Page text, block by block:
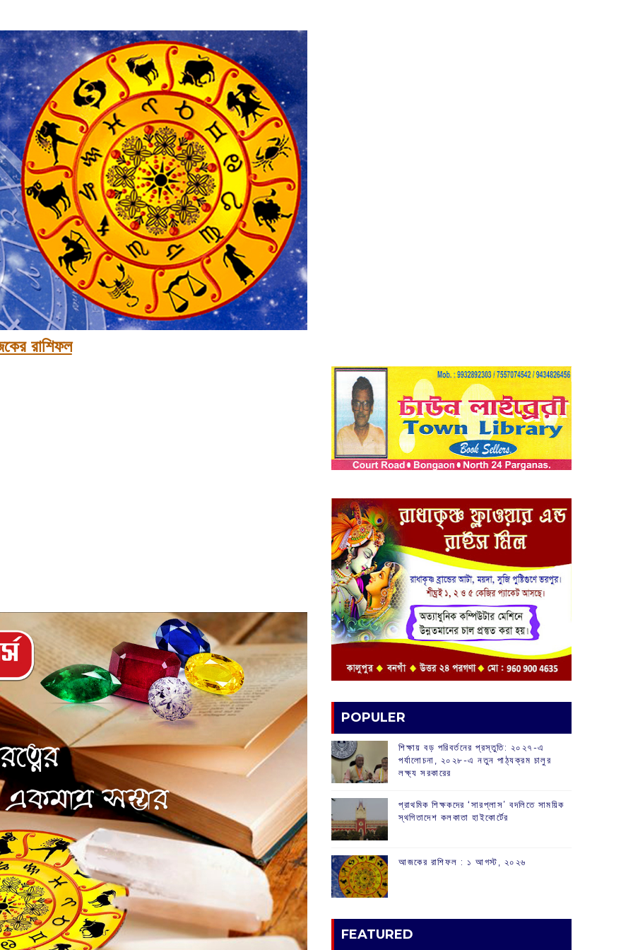
রাশিফল
POPULER
শিক্ষায় বড় পরিবর্তনের প্রস্তুতি: ২০২৭-এ
পর্যালোচনা, ২০২৮-এ নতুন পাঠ্যক্রম চালুর
লক্ষ্য সরকারের
প্রাথমিক শিক্ষকদের ‘সারপ্লাস’ বদলিতে সাময়িক
স্থগিতাদেশ কলকাতা হাইকোর্টের
আজকের রাশিফল :‌ ‌‌১ আগস্ট, ২০২৬
FEATURED